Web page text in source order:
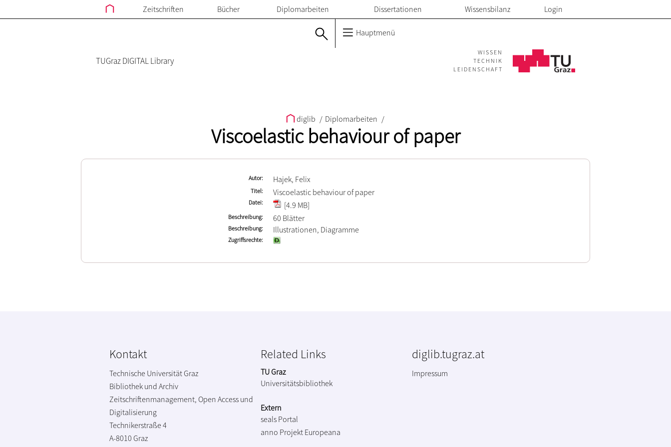
Zeitschriften Bücher Diplomarbeiten Dissertationen Wissensbilanz Login
Hauptmenü
TUGraz DIGITAL Library
WISSEN
TECHNIK
LEIDENSCHAFT
diglib / Diplomarbeiten /
Viscoelastic behaviour of paper
Autor Hajek, Felix
Titel Viscoelastic behaviour of paper
Datei [4.9 MB]
Beschreibung 60 Blätter
Beschreibung Illustrationen, Diagramme
Zugriffsrechte
Kontakt
Technische Universität Graz
Bibliothek und Archiv
Zeitschriftenmanagement, Open Access und
Digitalisierung
Technikerstraße 4
A-8010 Graz
Related Links
TU Graz
Universitätsbibliothek
Extern
seals Portal
anno Projekt Europeana
diglib.tugraz.at
Impressum